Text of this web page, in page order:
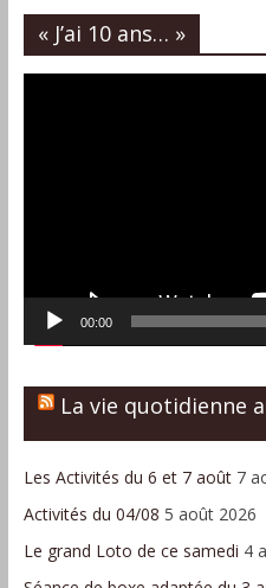
« J’ai 10 ans… »
00:00
La vie quotidienne
Les Activités du 6 et 7 août 7
Activités du 04/08 5 août 2026
Le grand Loto de ce samedi 4